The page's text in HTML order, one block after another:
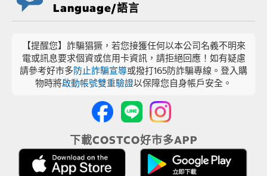
Language/語言
【提醒您】詐騙猖獗，若您接獲任何以本公司名義不明來
電或訊息要求個資或信用卡資訊，請拒絕回應！如有疑慮
請參考好市多防止詐騙宣導或撥打165防詐騙專線。登入購
物時將啟動帳號雙重驗證以保障您自身帳戶安全。
下載COSTCO好市多APP